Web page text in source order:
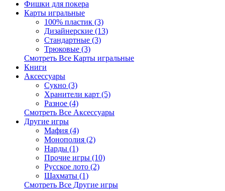
Фишки для покера
Карты игральные
100% пластик (3)
Дизайнерские (13)
Стандартные (3)
Трюковые (3)
Смотреть Все Карты игральные
Книги
Аксессуары
Сукно (3)
Хранители карт (5)
Разное (4)
Смотреть Все Аксессуары
Другие игры
Мафия (4)
Монополия (2)
Нарды (1)
Прочие игры (10)
Русское лото (2)
Шахматы (1)
Смотреть Все Другие игры